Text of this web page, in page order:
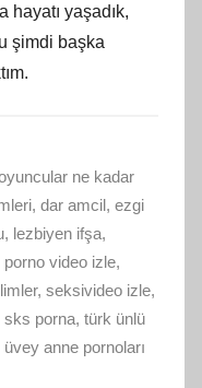
hayatı yaşadık,
şimdi başka
ne kadar
, dar amcil, ezgi
, lezbiyen ifşa,
porno video izle,
, seksivideo izle,
sks porna, türk ünlü
üvey anne pornoları